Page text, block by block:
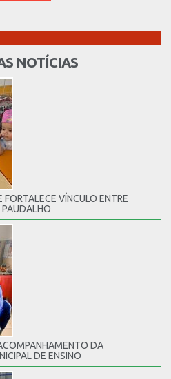
NOTÍCIAS
VÍNCULO ENTRE
PAUDALHO
DA
DE ENSINO